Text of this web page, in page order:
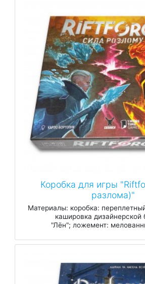
Коробка для игры
разлома)"
Материалы: коробка:
кашировка дизайнерской
"Лён"; ложемент: